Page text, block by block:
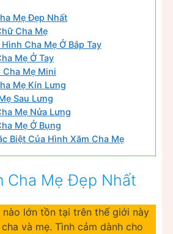
Mẹ Đẹp Nhất
Cha Mẹ
Cha Mẹ Ở Bắp Tay
Mẹ Ở Tay
Mẹ Mini
Mẹ Kín Lưng
Sau Lưng
Mẹ Nửa Lưng
Mẹ Ở Bụng
Biệt Của Hình Xăm Cha Mẹ
Cha Mẹ Đẹp Nhất
nào lớn tồn tại trên thế giới này
và mẹ. Tình cảm dành cho